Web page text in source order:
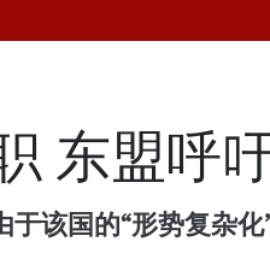
东盟呼
该国的“形势复杂化